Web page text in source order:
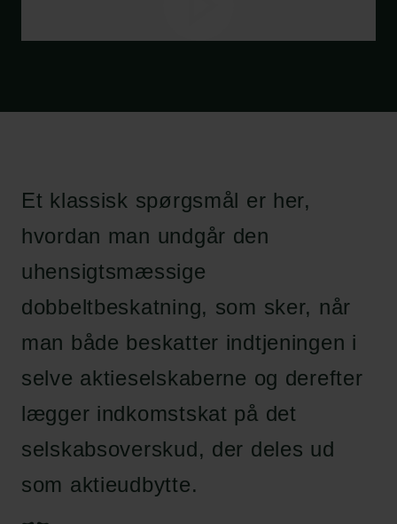
Et klassisk spørgsmål er her,
hvordan man undgår den
uhensigtsmæssige
dobbeltbeskatning, som sker, når
man både beskatter indtjeningen i
selve aktieselskaberne og derefter
lægger indkomstskat på det
selskabsoverskud, der deles ud
som aktieudbytte.